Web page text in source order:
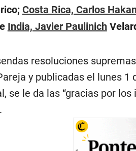
Costa Rica, Carlos
India, Javier Paulinich
resoluciones
y publicadas el lunes
se le da las “gracias por